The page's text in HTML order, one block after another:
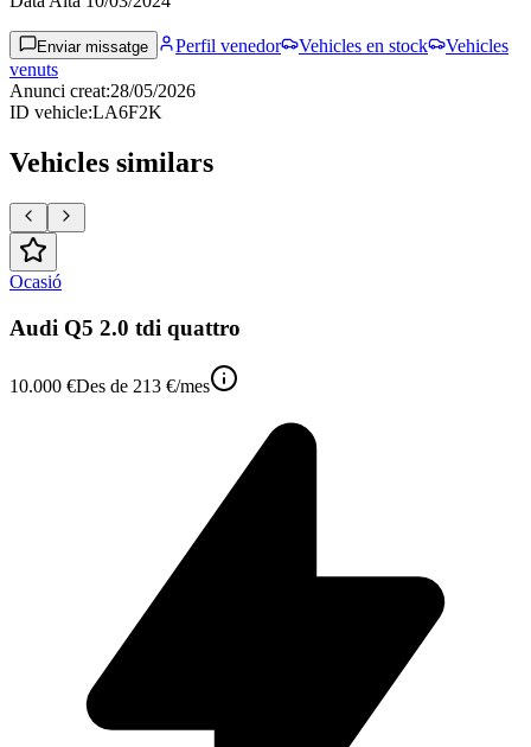
Enviar missatge Perfil venedor Vehicles en stock
Vehicles
venuts
Anunci creat:28/05/2026
ID vehicle:LA6F2K
Vehicles similars
Ocasió
Audi Q5 2.0 tdi quattro
10.000 €Des de 213 €/mes